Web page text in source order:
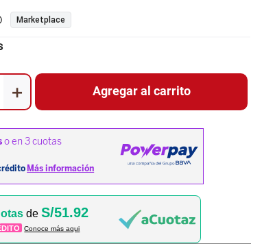
Marketplace
＋ Agregar al carrito
de S/51.92
Conoce más aqui